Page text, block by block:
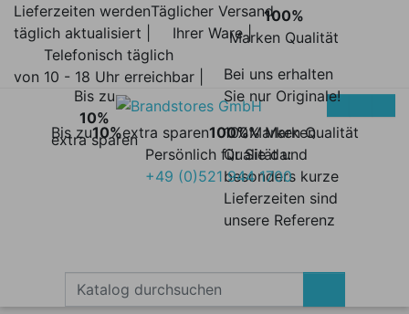
Lieferzeiten werden
täglich aktualisiert |
Täglicher Versand
Ihrer Ware |
Telefonisch täglich
von 10 - 18 Uhr erreichbar |
Bis zu10%extra sparen
Bis zu
10%
extra sparen
100%Marken Qualität
100%
Marken Qualität
Bei uns erhalten
Sie nur Originale!
100% Marken
Qualität und
besonders kurze
Lieferzeiten sind
unsere Referenz
Persönlich für Sie da:
+49 (0)521 944 1700